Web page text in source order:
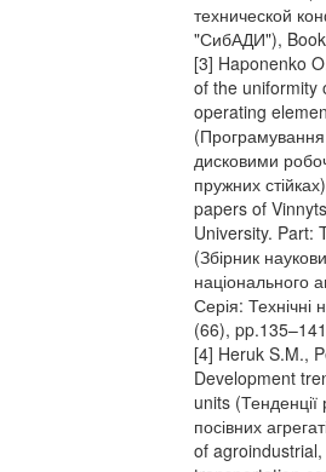
технической
"СибАДИ"),
[3] Haponenko
of the uniformity
operating
(Програмування
дисковими
пружних
papers of
University. Part:
(Збірник
національного
Серія:
(66),
[4] Heruk S.M.,
Development
units (Тенденції
посівних
of